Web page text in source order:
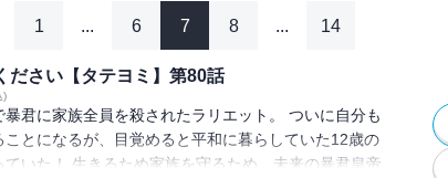
1 ... 6 7 8 ... 14
ださい【タテヨミ】第80話
)
暴君に家族全員を殺されたラリエット。 ついに自分も
ことになるが、目覚めると平和に暮らしていた12歳の
ていた！ 生きるため家族を守るため、未来の暴君皇帝